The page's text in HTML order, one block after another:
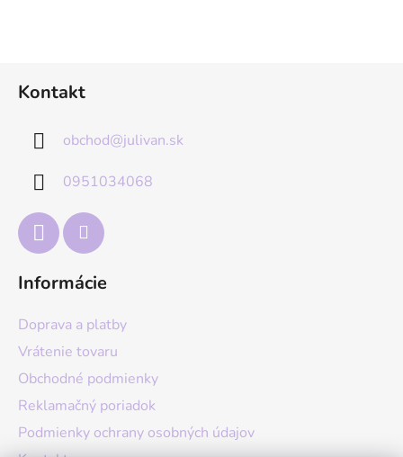
Kontakt
obchod@julivan.sk
0951034068
Informácie
Doprava a platby
Vrátenie tovaru
Obchodné podmienky
Reklamačný poriadok
Podmienky ochrany osobných údajov